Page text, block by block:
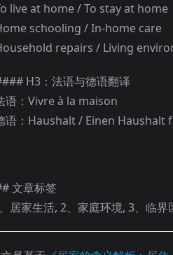
live at home / To stay at home
schooling / In-home care
repairs / Living
H3：法语与德语翻译
语：Vivre à la maison
语：Haushalt / Einen Haushalt
文章标签
居家生活, 2、家庭环境, 3、临